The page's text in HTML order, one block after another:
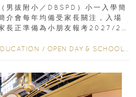
男拔附小／DBSPD）小一入學簡
介會每年均備受家長關注，入場
長正準備為小朋友報考2027/28
/ OPEN DAY & SCHOOL EVENTS